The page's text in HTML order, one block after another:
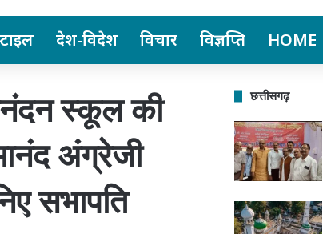
देश-विदेश विचार विज्ञप्ति HOME
स्कूल की
अंग्रेजी
सभापति
छत्तीसगढ़